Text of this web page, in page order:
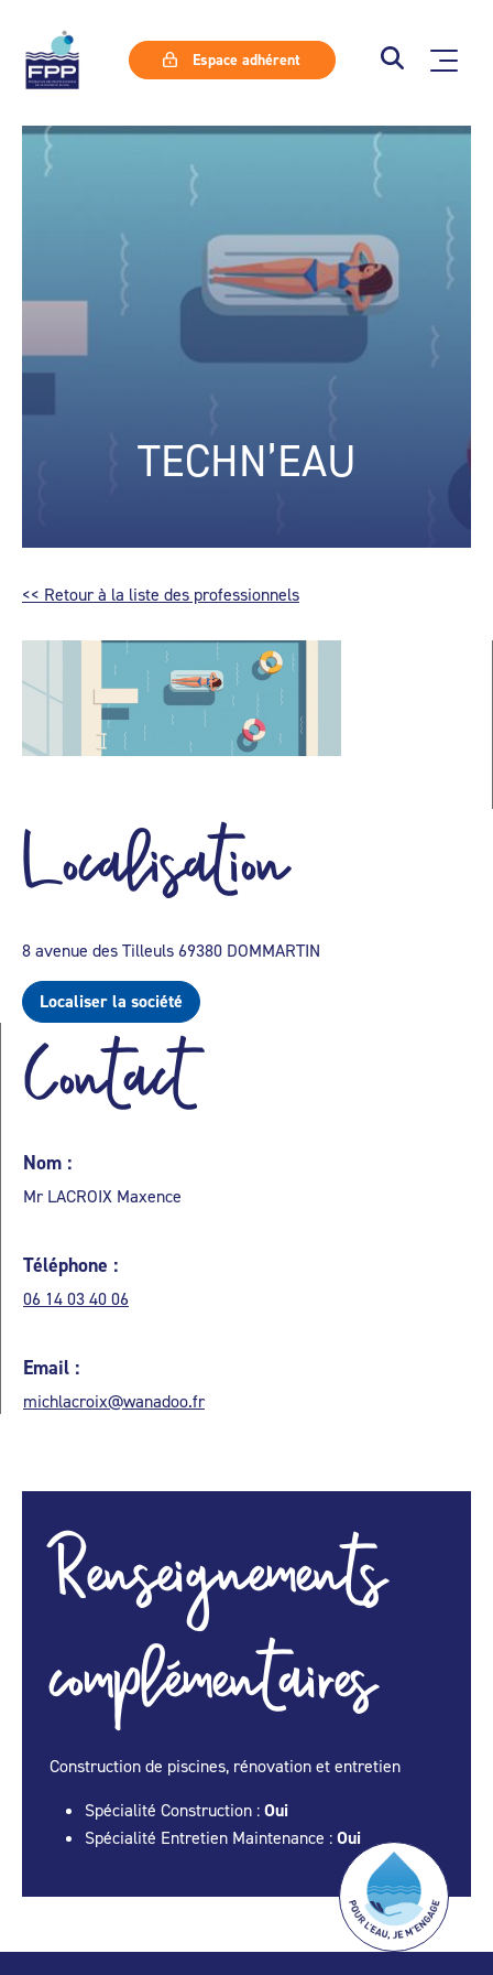
Espace adhérent
TECHN’EAU
<< Retour à la liste des professionnels
Localisation
8 avenue des Tilleuls 69380 DOMMARTIN
Localiser la société
Contact
Nom :
Mr LACROIX Maxence
Téléphone :
06 14 03 40 06
Email :
michlacroix@wanadoo.fr
Renseignements
complémentaires
Construction de piscines, rénovation et entretien
Spécialité Construction : Oui
Spécialité Entretien Maintenance : Oui